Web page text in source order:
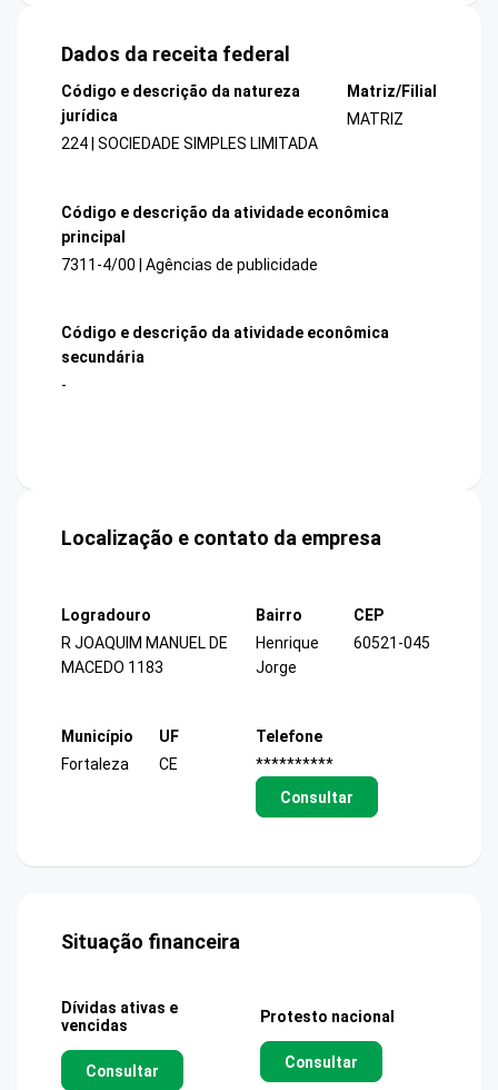
Dados da receita federal
Código e descrição da natureza
jurídica
224 | SOCIEDADE SIMPLES LIMITADA
Matriz/Filial
MATRIZ
Código e descrição da atividade econômica
principal
7311-4/00 | Agências de publicidade
Código e descrição da atividade econômica
secundária
-
Localização e contato da empresa
Logradouro
R JOAQUIM MANUEL DE
MACEDO 1183
Bairro
Henrique
Jorge
CEP
60521-045
Município
Fortaleza
UF
CE
Telefone
**********
Consultar
Situação financeira
Dívidas ativas e
vencidas
Consultar
Protesto nacional
Consultar